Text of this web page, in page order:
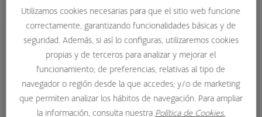
ACCIÓN SIN VOTO
Acción sin voto
Acciones que conllevan los mismos derechos que las
acciones ordinarias, excepto el de voto en las juntas
Utilizamos cookies necesarias para que el sitio web funcione
correctamente, garantizando funcionalidades básicas y de
seguridad. Además, si así lo configuras, utilizaremos cookies
propias y de terceros para analizar y mejorar el
funcionamiento; de preferencias, relativas al tipo de
navegador o región desde la que accedes; y/o de marketing
que permiten analizar los hábitos de navegación. Para ampliar
la información, consulta nuestra Política de Cookies.